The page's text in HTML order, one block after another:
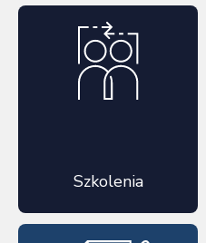
Szkolenia